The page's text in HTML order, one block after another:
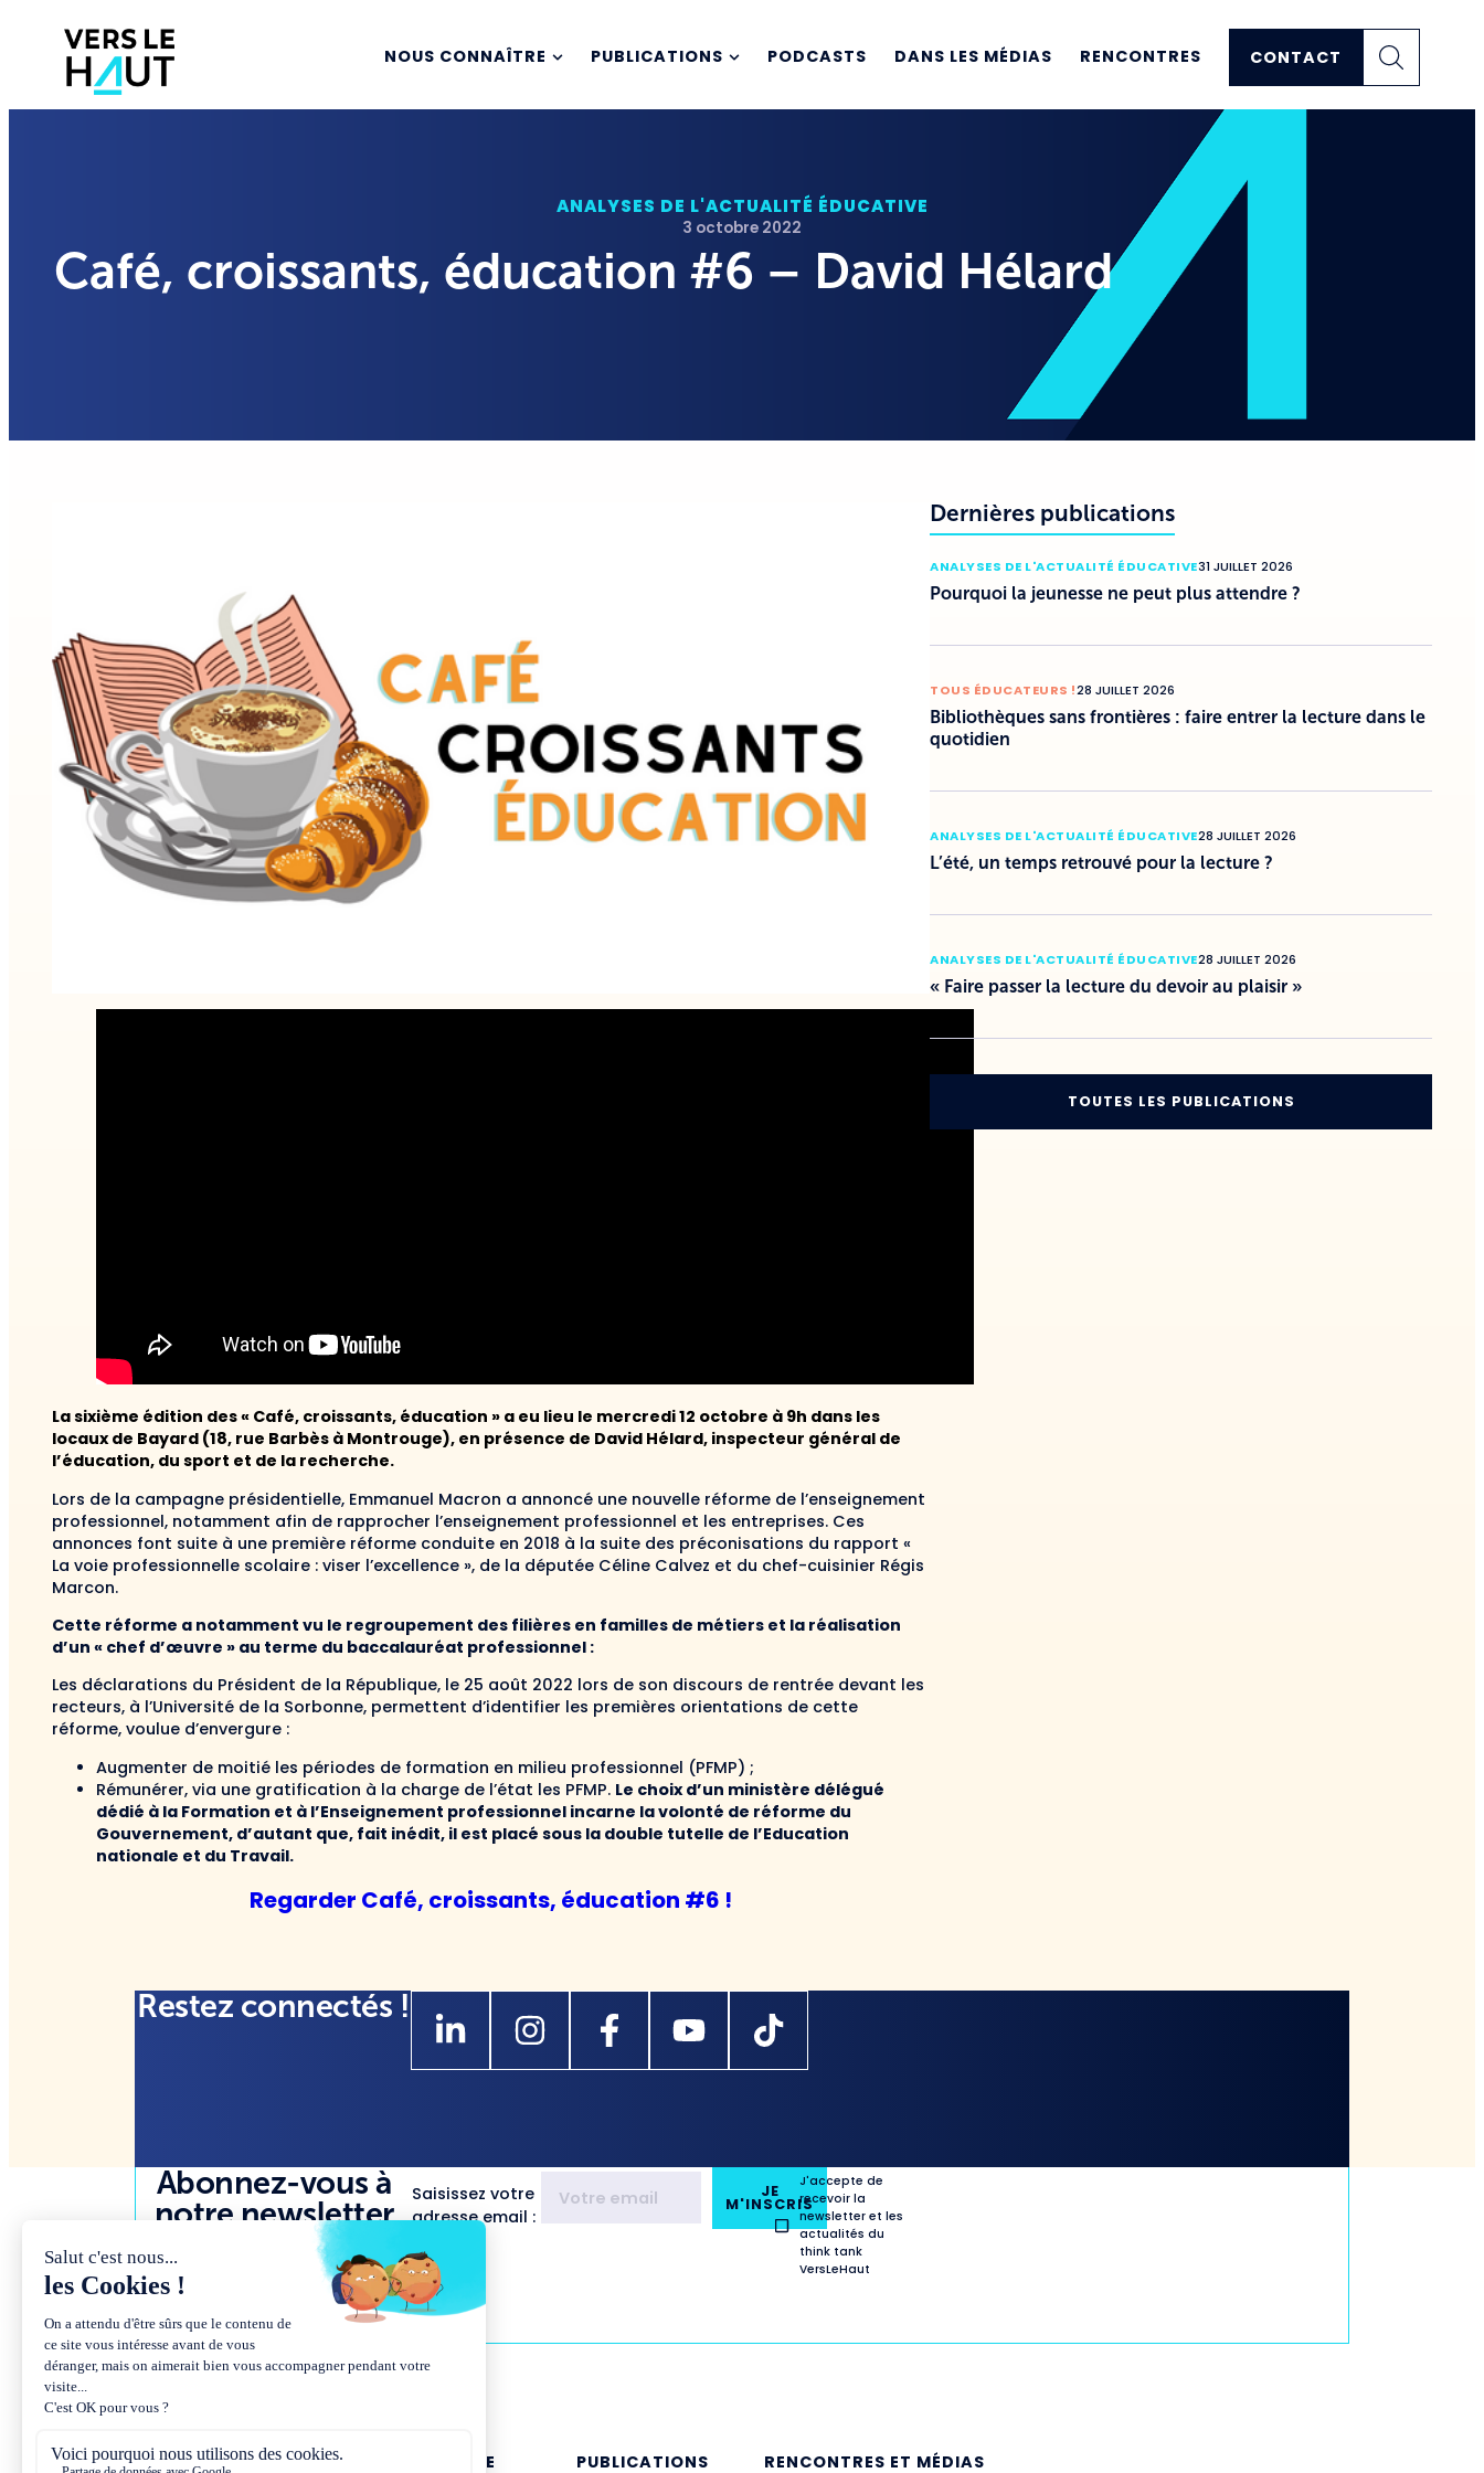
NOUS CONNAÎTRE PUBLICATIONS PODCASTS DANS LES MÉDIAS RENCONTRES CONTACT
ANALYSES DE L'ACTUALITÉ ÉDUCATIVE
3 octobre 2022
Café, croissants, éducation #6 – David Hélard
La sixième édition des « Café, croissants, éducation » a eu lieu le mercredi 12 octobre à 9h dans les
locaux de Bayard (18, rue Barbès à Montrouge), en présence de David Hélard, inspecteur général de
l’éducation, du sport et de la recherche.
Lors de la campagne présidentielle, Emmanuel Macron a annoncé une nouvelle réforme de l’enseignement
professionnel, notamment afin de rapprocher l’enseignement professionnel et les entreprises. Ces
annonces font suite à une première réforme conduite en 2018 à la suite des préconisations du rapport «
La voie professionnelle scolaire : viser l’excellence », de la députée Céline Calvez et du chef-cuisinier Régis
Marcon.
Cette réforme a notamment vu le regroupement des filières en familles de métiers et la réalisation
d’un « chef d’œuvre » au terme du baccalauréat professionnel :
Les déclarations du Président de la République, le 25 août 2022 lors de son discours de rentrée devant les
recteurs, à l’Université de la Sorbonne, permettent d’identifier les premières orientations de cette
réforme, voulue d’envergure :
Augmenter de moitié les périodes de formation en milieu professionnel (PFMP) ;
Rémunérer, via une gratification à la charge de l’état les PFMP. Le choix d’un ministère délégué
dédié à la Formation et à l’Enseignement professionnel incarne la volonté de réforme du
Gouvernement, d’autant que, fait inédit, il est placé sous la double tutelle de l’Education
nationale et du Travail.
Regarder Café, croissants, éducation #6 !
Dernières publications
ANALYSES DE L'ACTUALITÉ ÉDUCATIVE31 JUILLET 2026
Pourquoi la jeunesse ne peut plus attendre ?
TOUS ÉDUCATEURS !28 JUILLET 2026
Bibliothèques sans frontières : faire entrer la lecture dans le
quotidien
ANALYSES DE L'ACTUALITÉ ÉDUCATIVE28 JUILLET 2026
L’été, un temps retrouvé pour la lecture ?
ANALYSES DE L'ACTUALITÉ ÉDUCATIVE28 JUILLET 2026
« Faire passer la lecture du devoir au plaisir »
TOUTES LES PUBLICATIONS
Restez connectés !
Abonnez-vous à
notre newsletter
Saisissez votre
adresse email :
JE
M'INSCRIS
J'accepte de
recevoir la
newsletter et les
actualités du
think tank
VersLeHaut
NOUS CONNAÎTRE PUBLICATIONS RENCONTRES ET MÉDIAS